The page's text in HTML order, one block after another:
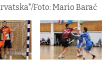
Foto: Mario Barać